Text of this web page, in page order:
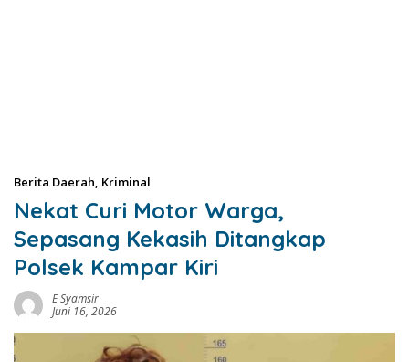
Berita Daerah, Kriminal
Nekat Curi Motor Warga,
Sepasang Kekasih Ditangkap
Polsek Kampar Kiri
E Syamsir
Juni 16, 2026